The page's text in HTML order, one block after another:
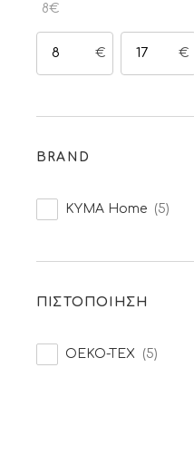
8€
€ €
BRAND
KYMA Home (5)
ΠΙΣΤΟΠΟΙΗΣΗ
OEKO-TEX (5)